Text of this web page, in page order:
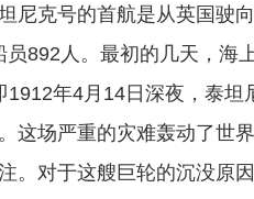
尼克号的首航是从英国驶
员892人。最初的几天，海
1912年4月14日深夜，泰坦
这场严重的灾难轰动了世
。对于这艘巨轮的沉没原